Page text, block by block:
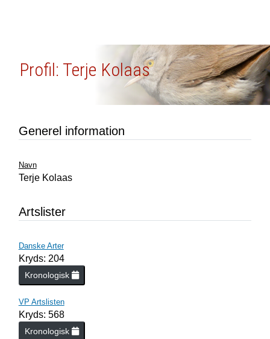
Profil: Terje Kolaas
Generel information
Navn
Terje Kolaas
Artslister
Danske Arter
Kryds: 204
Kronologisk
VP Artslisten
Kryds: 568
Kronologisk